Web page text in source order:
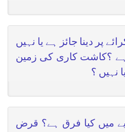
پر دینا جائز ہے یا نہیں
ہے ؟کاشت کاری کی زمین
نہیں ؟
میں کیا فرق ہے؟ قرض